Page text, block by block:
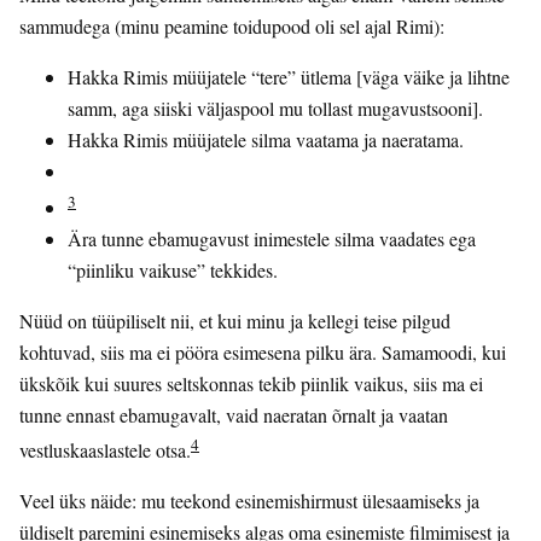
sammudega (minu peamine toidupood oli sel ajal Rimi):
Hakka Rimis müüjatele “tere” ütlema [väga väike ja lihtne
samm, aga siiski väljaspool mu tollast mugavustsooni].
Hakka Rimis müüjatele silma vaatama ja naeratama.
3
Ära tunne ebamugavust inimestele silma vaadates ega
“piinliku vaikuse” tekkides.
Nüüd on tüüpiliselt nii, et kui minu ja kellegi teise pilgud
kohtuvad, siis ma ei pööra esimesena pilku ära. Samamoodi, kui
ükskõik kui suures seltskonnas tekib piinlik vaikus, siis ma ei
tunne ennast ebamugavalt, vaid naeratan õrnalt ja vaatan
vestluskaaslastele otsa.4
Veel üks näide: mu teekond esinemishirmust ülesaamiseks ja
üldiselt paremini esinemiseks algas oma esinemiste filmimisest ja